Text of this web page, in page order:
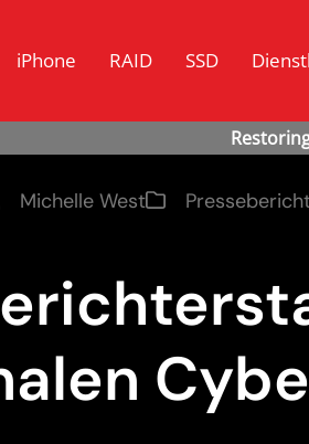
iPhone RAID SSD
Michelle West